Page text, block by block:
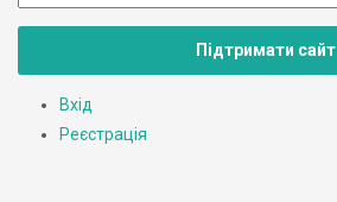
Підтримати сайт
Вхід
Реєстрація